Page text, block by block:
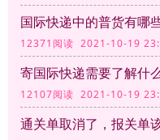
国际快递中的普货有哪
12371阅读 2021-10-19
寄国际快递需要了解什
12107阅读 2021-10-19
通关单取消了，报关单